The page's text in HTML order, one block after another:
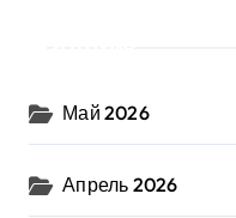
Май 2026
Апрель 2026